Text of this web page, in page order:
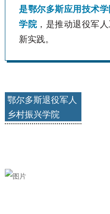
是鄂尔多斯应用技术
学院，是推动退役军
新实践。
鄂尔多斯退役军人
乡村振兴学院